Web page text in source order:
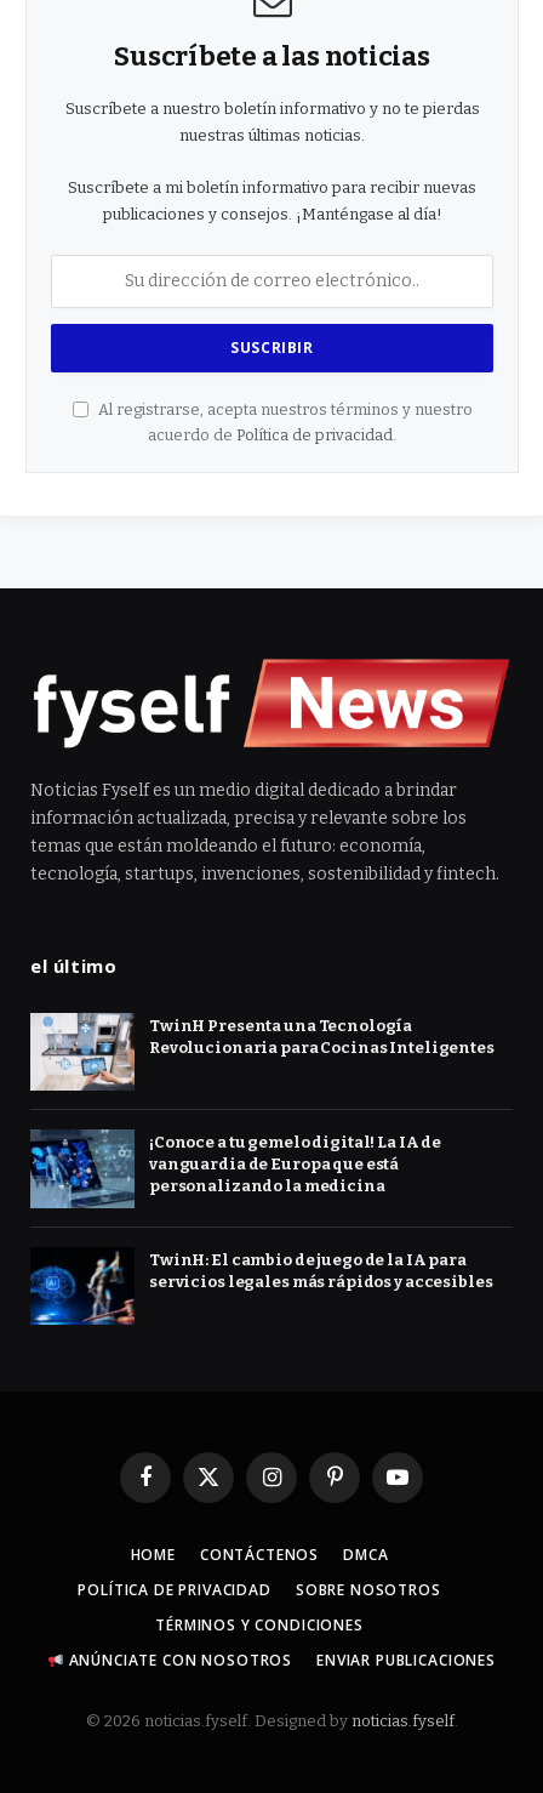
Suscríbete a las noticias
Suscríbete a nuestro boletín informativo y no te pierdas
nuestras últimas noticias.
Suscríbete a mi boletín informativo para recibir nuevas
publicaciones y consejos. ¡Manténgase al día!
Al registrarse, acepta nuestros términos y nuestro
acuerdo de Política de privacidad
Noticias Fyself es un medio digital dedicado a brindar
información actualizada, precisa y relevante sobre los
temas que están moldeando el futuro: economía,
tecnología, startups, invenciones, sostenibilidad y fintech.
el último
TwinH Presenta una Tecnología
Revolucionaria para Cocinas Inteligentes
¡Conoce a tu gemelo digital! La IA de
vanguardia de Europa que está
personalizando la medicina
TwinH: El cambio de juego de la IA para
servicios legales más rápidos y accesibles
Facebook
X
InstagramPinterestYouTube
HOME CONTÁCTENOS
DMCA
POLÍTICA DE PRIVACIDAD
SOBRE NOSOTROS
TÉRMINOS Y CONDICIONES
ANÚNCIATE CON NOSOTROS
ENVIAR PUBLICACIONES
© 2026 noticias.fyself. Designed by noticias.fyself.